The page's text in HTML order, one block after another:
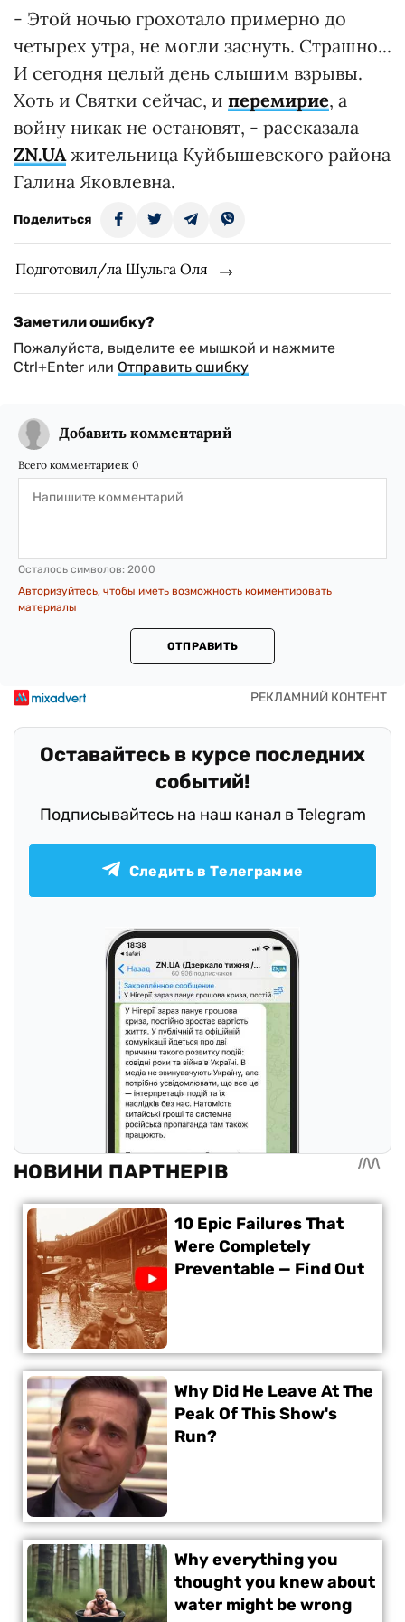
- Этой ночью грохотало примерно до
четырех утра, не могли заснуть. Страшно...
И сегодня целый день слышим взрывы.
Хоть и Святки сейчас, и перемирие, а
войну никак не остановят, - рассказала
ZN.UAжительница Куйбышевского района
Галина Яковлевна.
Поделиться
Подготовил/ла Шульга Оля
Заметили ошибку?
Пожалуйста, выделите ее мышкой и нажмите
Ctrl+Enter или Отправить ошибку
Добавить комментарий
Всего комментариев: 0
Осталось символов: 2000
Авторизуйтесь, чтобы иметь возможность комментировать
материалы
ОТПРАВИТЬ
Оставайтесь в курсе последних
событий!
Подписывайтесь на наш канал в Telegram
Следить в Телеграмме